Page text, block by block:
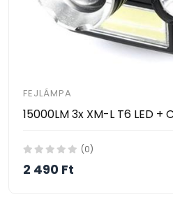
FEJLÁMPA
(0)
2 490 Ft